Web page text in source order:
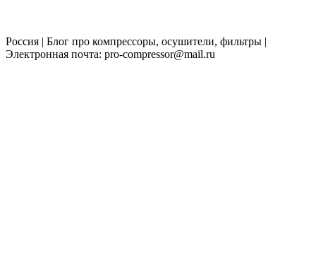
Россия | Блог про компрессоры, осушители, фильтры |
Электронная почта: pro-compressor@mail.ru